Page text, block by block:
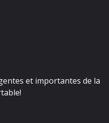
et importantes de la